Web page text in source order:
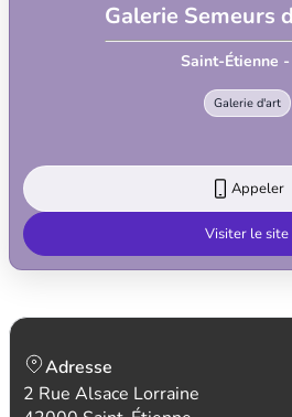
Galerie Semeurs
Saint-Étienne -
Galerie d'art
Appeler
Visiter le site
Adresse
2 Rue Alsace Lorraine